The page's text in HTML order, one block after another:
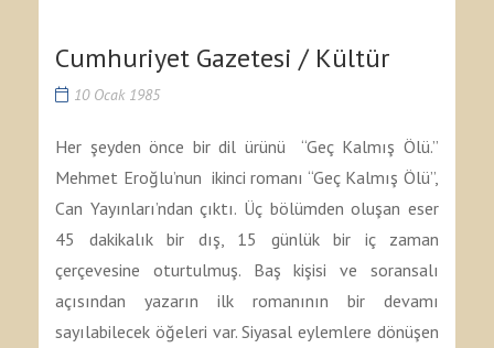
Cumhuriyet Gazetesi / Kültür
10 Ocak 1985
Her şeyden önce bir dil ürünü “Geç Kalmış Ölü.”
Mehmet Eroğlu’nun ikinci romanı “Geç Kalmış Ölü”,
Can Yayınları’ndan çıktı. Üç bölümden oluşan eser
45 dakikalık bir dış, 15 günlük bir iç zaman
çerçevesine oturtulmuş. Baş kişisi ve soransalı
açısından yazarın ilk romanının bir devamı
sayılabilecek öğeleri var. Siyasal eylemlere dönüşen